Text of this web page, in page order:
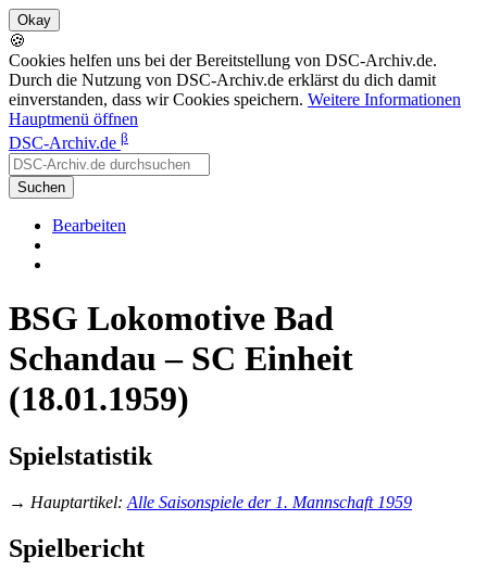
🍪
Cookies helfen uns bei der Bereitstellung von DSC-Archiv.de.
Durch die Nutzung von DSC-Archiv.de erklärst du dich damit
einverstanden, dass wir Cookies speichern. Weitere Informationen
Hauptmenü öffnen
DSC-Archiv.de β
Suchen
Bearbeiten
BSG Lokomotive Bad
Schandau – SC Einheit
(18.01.1959)
Spielstatistik
→ Hauptartikel: Alle Saisonspiele der 1. Mannschaft 1959
Spielbericht